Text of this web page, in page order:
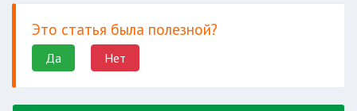
Это статья была полезной?
Да Нет